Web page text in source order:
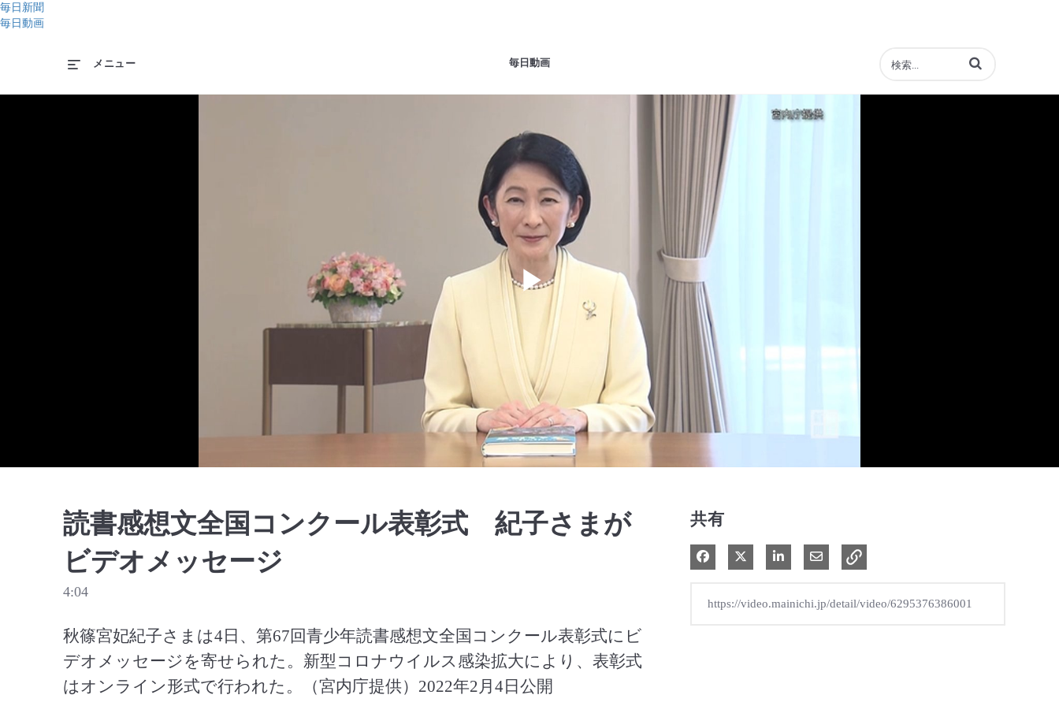
毎日新聞
毎日動画
毎日動画
メニュー 動画の検索語句を入力
Play
Video
読書感想文全国コンクール表彰式 紀子さまが
ビデオメッセージ
4:04
秋篠宮妃紀子さまは4日、第67回青少年読書感想文全国コンクール表彰式にビ
デオメッセージを寄せられた。新型コロナウイルス感染拡大により、表彰式
はオンライン形式で行われた。（宮内庁提供）2022年2月4日公開
共有
Facebook で共有
Xで共有する
LinkedIn で共有電子メールで共有